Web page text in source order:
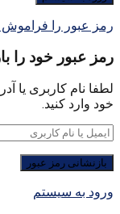
رمز عبور را فراموش
رمز عبور خود را
لطفا نام کاربری یا
خود وارد کنید.
ورود به سیستم